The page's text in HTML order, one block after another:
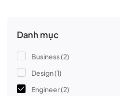
Danh mục
Business(2)
Design(1)
Engineer(2)